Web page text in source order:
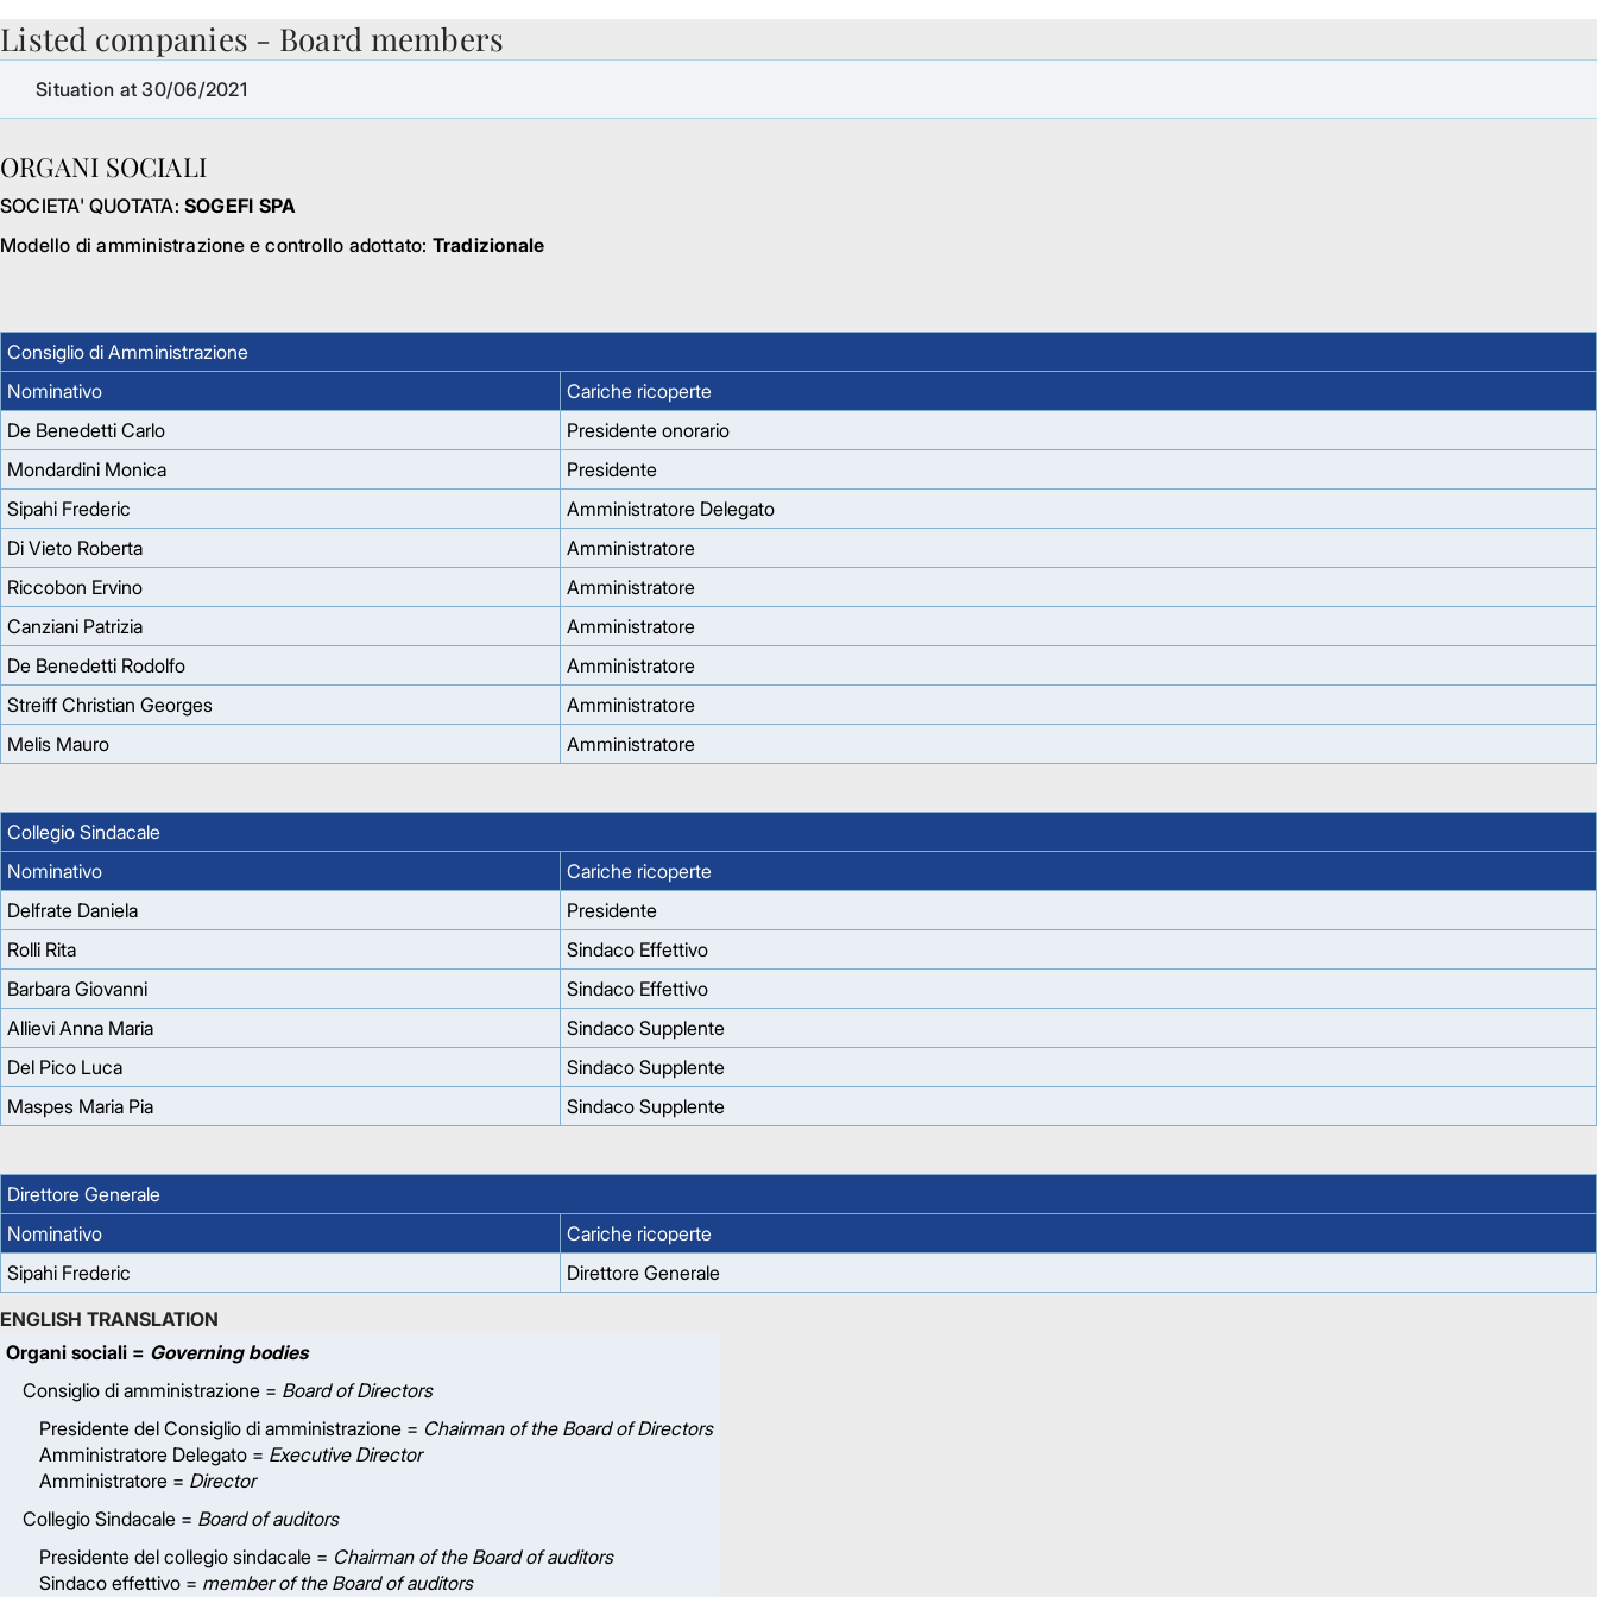
Skip to Main Content
Listed companies - Board members
Situation at 30/06/2021
ORGANI SOCIALI
SOCIETA' QUOTATA: SOGEFI SPA
Modello di amministrazione e controllo adottato: Tradizionale
Consiglio di Amministrazione
Nominativo
Cariche ricoperte
De Benedetti Carlo
Presidente onorario
Mondardini Monica
Presidente
Sipahi Frederic
Amministratore Delegato
Di Vieto Roberta
Amministratore
Riccobon Ervino
Amministratore
Canziani Patrizia
Amministratore
De Benedetti Rodolfo
Amministratore
Streiff Christian Georges
Amministratore
Melis Mauro
Amministratore
Collegio Sindacale
Nominativo
Cariche ricoperte
Delfrate Daniela
Presidente
Rolli Rita
Sindaco Effettivo
Barbara Giovanni
Sindaco Effettivo
Allievi Anna Maria
Sindaco Supplente
Del Pico Luca
Sindaco Supplente
Maspes Maria Pia
Sindaco Supplente
Direttore Generale
Nominativo
Cariche ricoperte
Sipahi Frederic
Direttore Generale
ENGLISH TRANSLATION
Organi sociali = Governing bodies
Consiglio di amministrazione = Board of Directors
Presidente del Consiglio di amministrazione = Chairman of the Board of Directors
Amministratore Delegato = Executive Director
Amministratore = Director
Collegio Sindacale = Board of auditors
Presidente del collegio sindacale = Chairman of the Board of auditors
Sindaco effettivo = member of the Board of auditors